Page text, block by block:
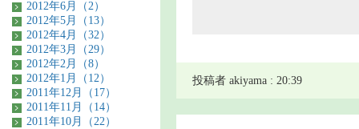
投稿者 akiyama : 20:39
2012年6月（2）
2012年5月（13）
2012年4月（32）
2012年3月（29）
2012年2月（8）
2012年1月（12）
2011年12月（17）
2011年11月（14）
2011年10月（22）